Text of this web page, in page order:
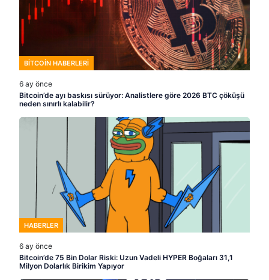
BITCOIN HABERLERI
6 ay önce
Bitcoin’de ayı baskısı sürüyor: Analistlere göre 2026 BTC çöküşü
neden sınırlı kalabilir?
HABERLER
6 ay önce
Bitcoin’de 75 Bin Dolar Riski: Uzun Vadeli HYPER Boğaları 31,1
Milyon Dolarlık Birikim Yapıyor